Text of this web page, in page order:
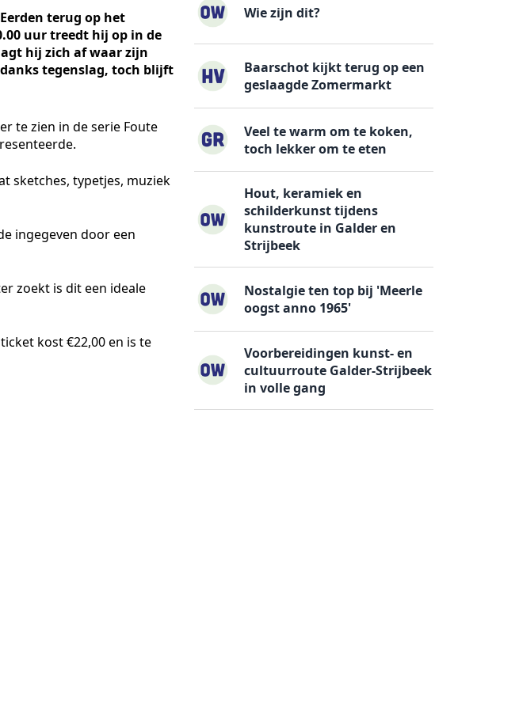
terug op het
uur treedt hij op in de
hij zich af waar zijn
tegenslag, toch blijft
te zien in de serie Foute
sketches, typetjes, muziek
ingegeven door een
zoekt is dit een ideale
kost €22,00 en is te
Wie zijn dit?
Baarschot kijkt terug op een
geslaagde Zomermarkt
Veel te warm om te koken,
toch lekker om te eten
Hout, keramiek en
schilderkunst tijdens
kunstroute in Galder en
Strijbeek
Nostalgie ten top bij 'Meerle
oogst anno 1965'
Voorbereidingen kunst- en
cultuurroute Galder-Strijbeek
in volle gang